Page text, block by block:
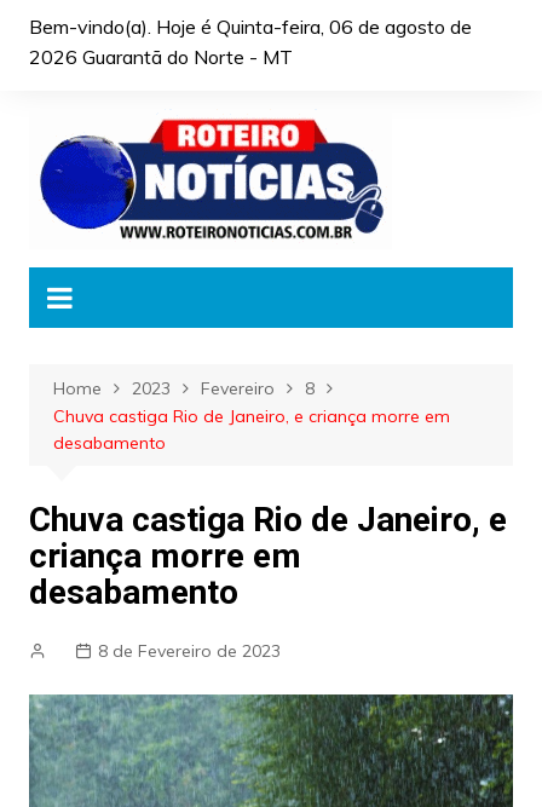
Bem-vindo(a). Hoje é Quinta-feira, 06 de agosto de
2026 Guarantã do Norte - MT
Home 2023 Fevereiro
8
Chuva castiga Rio de Janeiro, e criança morre em
desabamento
Chuva castiga Rio de Janeiro, e
criança morre em
desabamento
8 de Fevereiro de 2023